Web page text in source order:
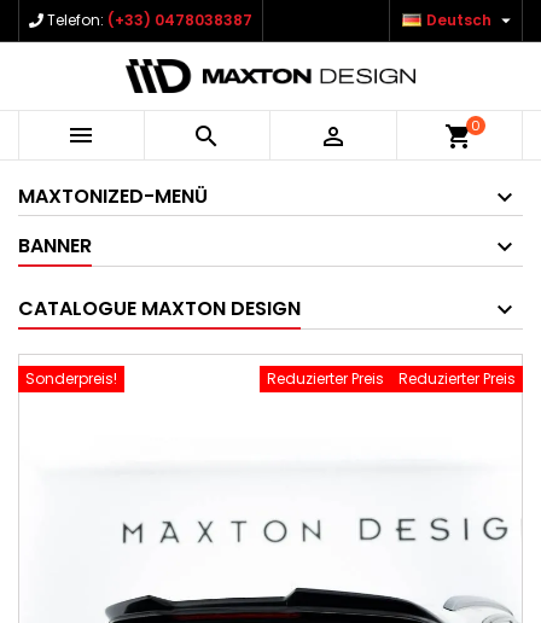
Telefon: (+33) 0478038387 Deutsch 
   shopping_cart0
MAXTONIZED-MENÜ
BANNER
CATALOGUE MAXTON DESIGN
Sonderpreis! Reduzierter Preis
Reduzierter Preis